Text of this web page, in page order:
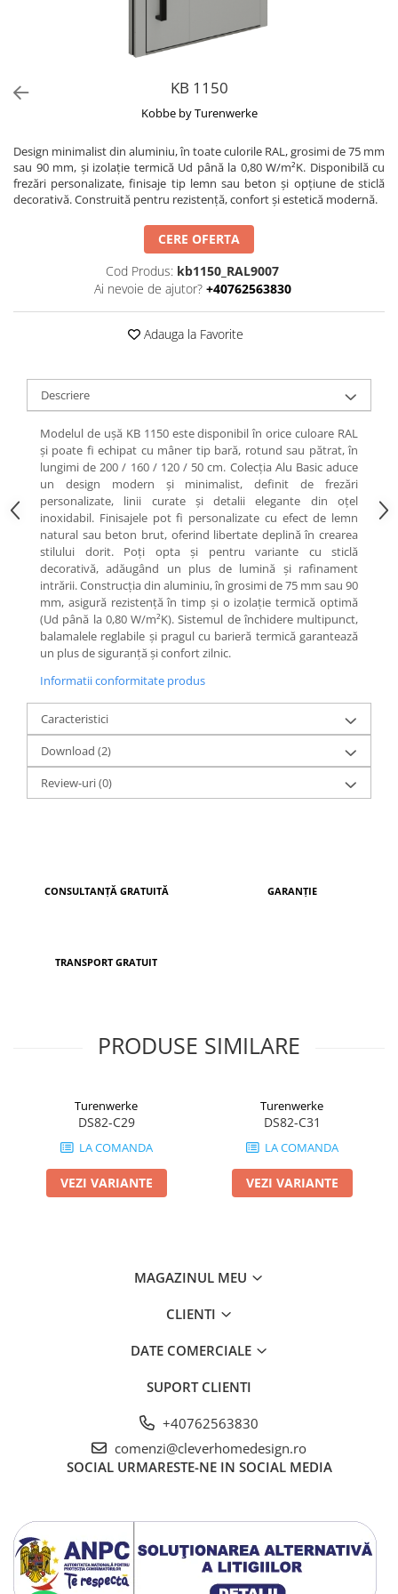
KB 1150
Kobbe by Turenwerke
Design minimalist din aluminiu, în toate culorile RAL, grosimi de 75 mm
sau 90 mm, și izolație termică Ud până la 0,80 W/m²K. Disponibilă cu
frezări personalizate, finisaje tip lemn sau beton și opțiune de sticlă
decorativă. Construită pentru rezistență, confort și estetică modernă.
CERE OFERTA
Cod Produs: kb1150_RAL9007
Ai nevoie de ajutor? +40762563830
Adauga la Favorite
Descriere
Modelul de ușă KB 1150 este disponibil în orice culoare RAL
și poate fi echipat cu mâner tip bară, rotund sau pătrat, în
lungimi de 200 / 160 / 120 / 50 cm. Colecția Alu Basic aduce
un design modern și minimalist, definit de frezări
personalizate, linii curate și detalii elegante din oțel
inoxidabil. Finisajele pot fi personalizate cu efect de lemn
natural sau beton brut, oferind libertate deplină în crearea
stilului dorit. Poți opta și pentru variante cu sticlă
decorativă, adăugând un plus de lumină și rafinament
intrării. Construcția din aluminiu, în grosimi de 75 mm sau 90
mm, asigură rezistență în timp și o izolație termică optimă
(Ud până la 0,80 W/m²K). Sistemul de închidere multipunct,
balamalele reglabile și pragul cu barieră termică garantează
un plus de siguranță și confort zilnic.
Informatii conformitate produs
Caracteristici
Download (2)
Review-uri(0)
CONSULTANȚĂ GRATUITĂ GARANȚIE
TRANSPORT GRATUIT
PRODUSE SIMILARE
Turenwerke
DS82-C29
LA COMANDA
VEZI VARIANTE
Turenwerke
DS82-C31
LA COMANDA
VEZI VARIANTE
MAGAZINUL MEU
CLIENTI
DATE COMERCIALE
SUPORT CLIENTI
+40762563830
comenzi@cleverhomedesign.ro
SOCIAL URMARESTE-NE IN SOCIAL MEDIA